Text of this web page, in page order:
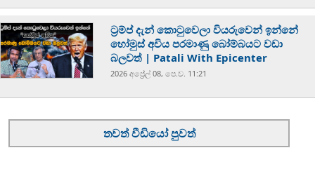
ට්‍රම්ප් දැන් කොටුවෙලා වියරුවෙන් ඉන්නේ
හෝමුස් අවිය පරමාණු බෝම්බයට වඩා
බලවත් | Patali With Epicenter
2026 අප්‍රේල් 08, පෙ.ව. 11:21
තවත් වීඩියෝ පුවත්